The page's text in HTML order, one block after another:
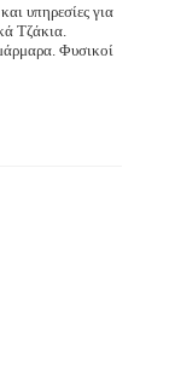
υπηρεσίες για
Τζάκια.
Φυσικοί